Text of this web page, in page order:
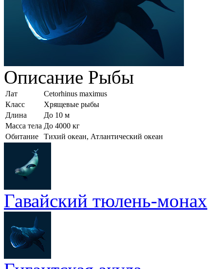
Описание Рыбы
Лат
Cetorhinus maximus
Класс
Хрящевые рыбы
Длина
До 10 м
Масса тела До 4000 кг
Обитание
Тихий океан, Атлантический океан
Гавайский тюлень-монах